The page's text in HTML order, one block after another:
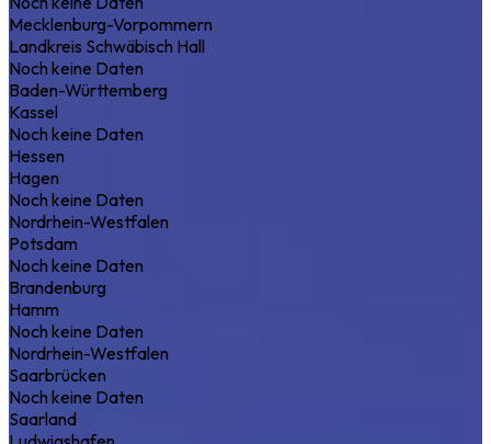
Mecklenburg-Vorpommern
Landkreis Schwäbisch Hall
Noch keine Daten
Baden-Württemberg
Kassel
Noch keine Daten
Hessen
Hagen
Noch keine Daten
Nordrhein-Westfalen
Potsdam
Noch keine Daten
Brandenburg
Hamm
Noch keine Daten
Nordrhein-Westfalen
Saarbrücken
Noch keine Daten
Saarland